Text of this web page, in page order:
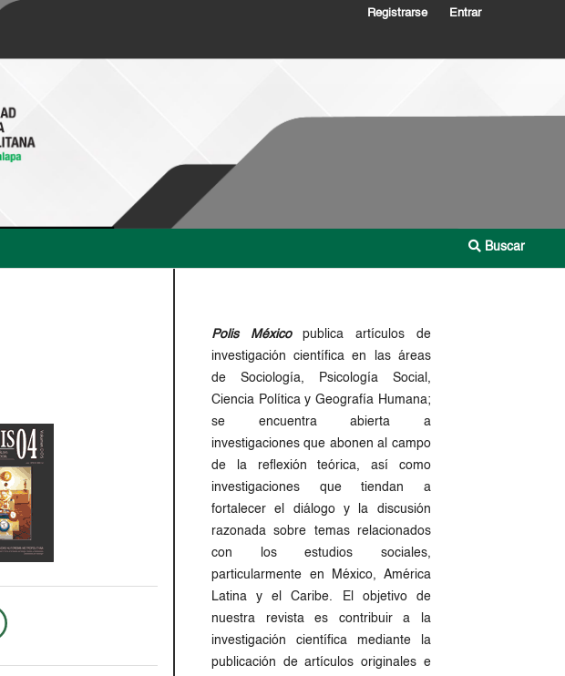
Buscar
Registrarse Entrar
Polis Méxicopublica artículos de
investigación científica en las áreas
de Sociología, Psicología Social,
Ciencia Política y Geografía Humana;
se encuentra abierta a
investigaciones que abonen al campo
de la reflexión teórica, así como
investigaciones que tiendan a
fortalecer el diálogo y la discusión
razonada sobre temas relacionados
con los estudios sociales,
particularmente en México, América
Latina y el Caribe. El objetivo de
nuestra revista es contribuir a la
investigación científica mediante la
publicación de artículos originales e